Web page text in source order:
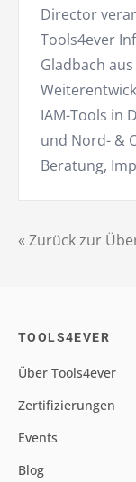
« Zurück zur
Director
Tools4ever
Gladbach
IAM-Tools in
und Nord- &
Beratung,
TOOLS4EVER
Über Tools4ever
Zertifizierungen
Events
Blog